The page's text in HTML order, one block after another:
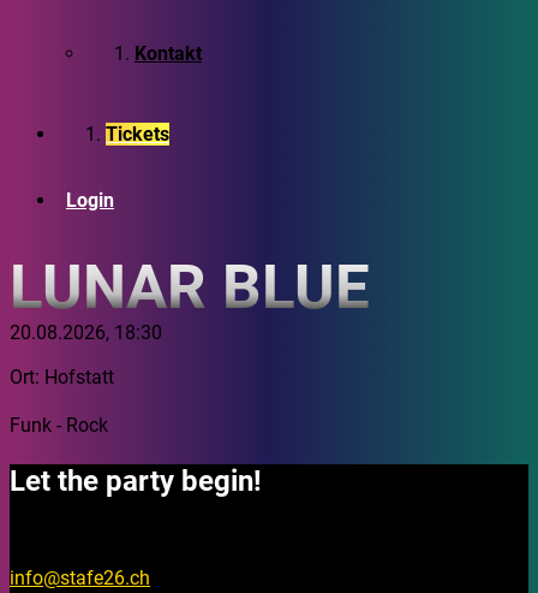
Kontakt
Tickets
Login
LUNAR BLUE
20.08.2026, 18:30
Ort: Hofstatt
Funk - Rock
Let the party begin!
info@stafe26.ch